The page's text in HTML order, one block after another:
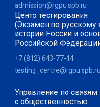
admission@rgpu.spb.ru
Центр тестирования
(Экзамен по русскому
истории России и
Российской
+7 (812) 643-77-44
testing_centre@rgpu.spb.ru
Управление по связям
с общественностью